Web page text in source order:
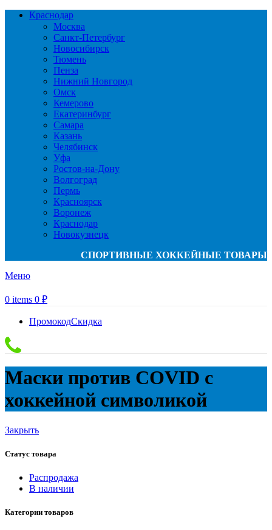
Краснодар
Москва
Санкт-Петербург
Новосибирск
Тюмень
Пенза
Нижний Новгород
Омск
Кемерово
Екатеринбург
Самара
Казань
Челябинск
Уфа
Ростов-на-Дону
Волгоград
Пермь
Красноярск
Воронеж
Краснодар
Новокузнецк
СПОРТИВНЫЕ ХОККЕЙНЫЕ ТОВАРЫ
Меню
0 items 0 ₽
ПромокодСкидка
Маски против COVID с
хоккейной символикой
Закрыть
Статус товара
Распродажа
В наличии
Категории товаров